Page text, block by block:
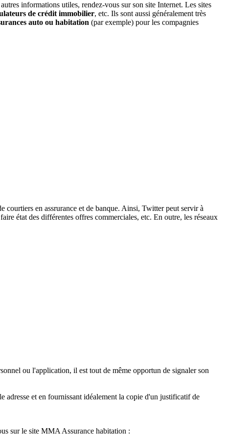
informations utiles, rendez-vous sur son site Internet. Les sites
de crédit immobilier, etc. Ils sont aussi généralement très
auto ou habitation (par exemple) pour les compagnies
courtiers en assrurance et de banque. Ainsi, Twitter peut servir à
état des différentes offres commerciales, etc. En outre, les réseaux
ou l'application, il est tout de même opportun de signaler son
adresse et en fournissant idéalement la copie d'un justificatif de
sur le site MMA Assurance habitation :